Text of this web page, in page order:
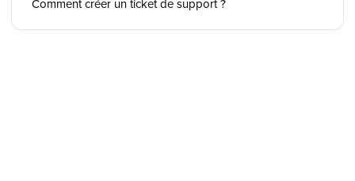
Comment créer un ticket de support ?